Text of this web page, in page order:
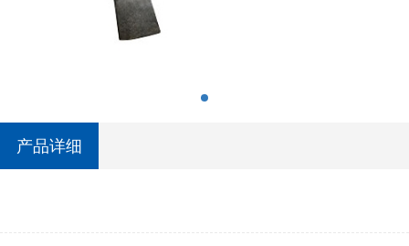
产品详细